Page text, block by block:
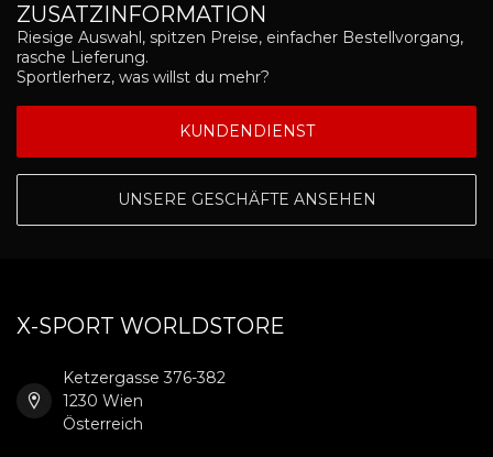
ZUSATZINFORMATION
Riesige Auswahl, spitzen Preise, einfacher Bestellvorgang,
rasche Lieferung.
Sportlerherz, was willst du mehr?
KUNDENDIENST
UNSERE GESCHÄFTE ANSEHEN
X-SPORT WORLDSTORE
Ketzergasse 376-382
1230 Wien
Österreich